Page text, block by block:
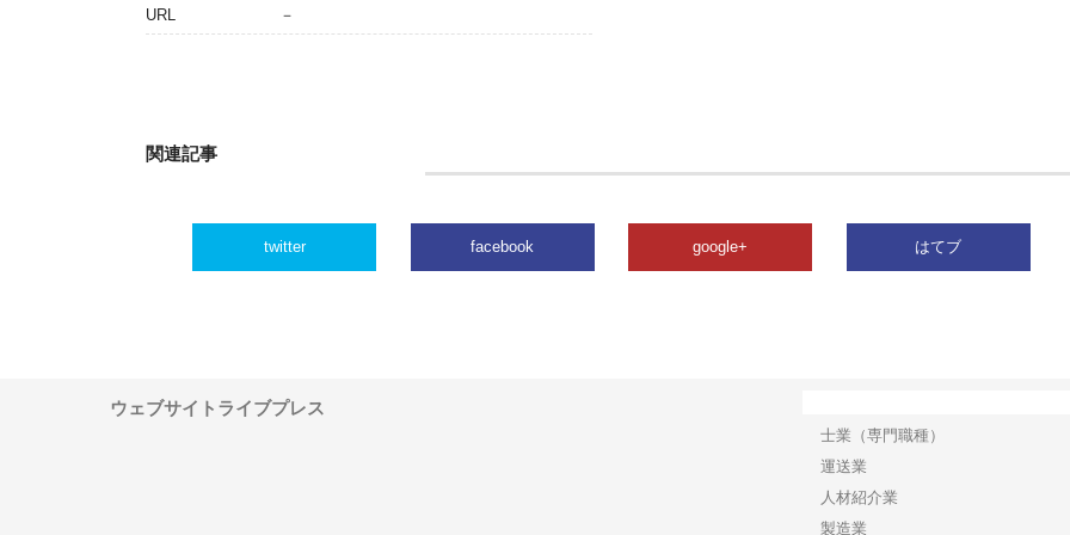
URL －
関連記事
twitter facebook google+ はてブ
ウェブサイトライブプレス
士業（専門職種）
運送業
人材紹介業
製造業